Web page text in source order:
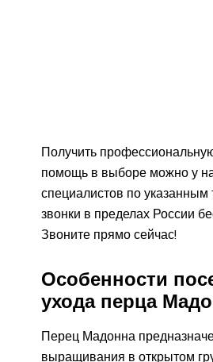
Получить
помощь в выборе можно у
специалистов по
звонки в пределах России
Звоните прямо сейчас!
Особенности
ухода перца
Перец Мадонна
выращивания в открытом